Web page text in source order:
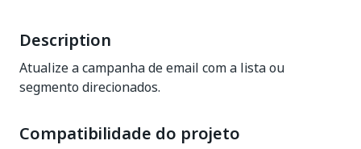
Description
Atualize a campanha de email com a lista ou
segmento direcionados.
Compatibilidade do projeto